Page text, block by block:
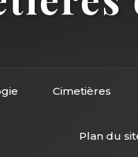
Cimetières
Plan du